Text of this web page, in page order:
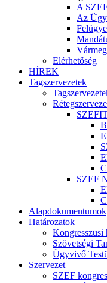
A
Az
Elérhetőség
HÍREK
Tagszervezetek
SZEF
Alapdokumentumok
Határozatok
Kongresszusi
Szövetségi
Ügyvivő
Szervezet
SZEF